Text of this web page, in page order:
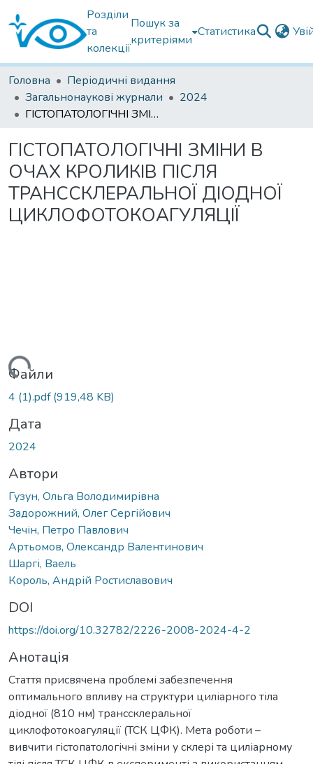
Розділи
та
колекції
Пошук за
критеріями
Статистика
Головна
Періодичні видання
Загальнонаукові журнали
2024
ГІСТОПАТОЛОГІЧНІ ЗМІНИ В ОЧАХ КРОЛИКІВ ПІСЛЯ ТРАНССКЛЕРАЛЬНОЇ ДІОДНОЇ ЦИКЛОФОТОКОАГУЛЯЦІЇ
ГІСТОПАТОЛОГІЧНІ ЗМІНИ В
ОЧАХ КРОЛИКІВ ПІСЛЯ
ТРАНССКЛЕРАЛЬНОЇ ДІОДНОЇ
ЦИКЛОФОТОКОАГУЛЯЦІЇ
Файли
4 (1).pdf(919,48 KB)
Дата
2024
Автори
Гузун, Ольга Володимирівна
Задорожний, Олег Сергійович
Чечін, Петро Павлович
Артьомов, Олександр Валентинович
Шаргі, Ваель
Король, Андрій Ростиславович
DOI
https://doi.org/10.32782/2226-2008-2024-4-2
Анотація
Стаття присвячена проблемі забезпечення
оптимального впливу на структури циліарного тіла
діодної (810 нм) транссклеральної
циклофотокоагуляції (ТСК ЦФК). Мета роботи –
вивчити гістопатологічні зміни у склері та циліарному